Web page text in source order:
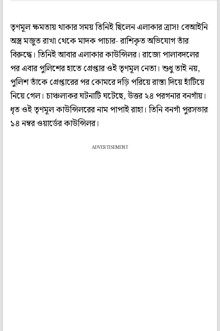
তৃণমূল ক্ষমতায় থাকার সময় তিনিই ছিলেন এলাকার ত্রাস! বেআইনি
অস্ত্র মজুত রাখা থেকে মাদক পাচার- রাশিকৃত অভিযোগ তাঁর
বিরুদ্ধে। তিনিই আবার এলাকার কাউন্সিলর। রাজ্যে পালাবদলের
পর এবার পুলিশের হাতে গ্রেপ্তার ওই তৃণমূল নেতা। শুধু তাই নয়,
পুলিশ তাঁকে গ্রেপ্তারের পর কোমরে দড়ি পরিয়ে রাস্তা দিয়ে হাঁটিয়ে
নিয়ে গেল। চাঞ্চল্যকর ঘটনাটি ঘটেছে, উত্তর ২৪ পরগনার বনগাঁয়।
ধৃত ওই তৃণমূল কাউন্সিলরের নাম পাপাই রাহা। তিনি বনগাঁ পুরসভার
১৪ নম্বর ওয়ার্ডের কাউন্সিলর।
ADVERTISEMENT